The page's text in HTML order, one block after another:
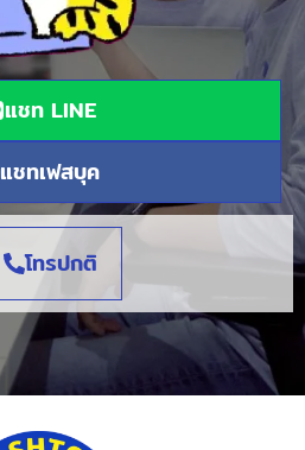
แชท LINE
แชทเฟสบุค
โทรปกติ